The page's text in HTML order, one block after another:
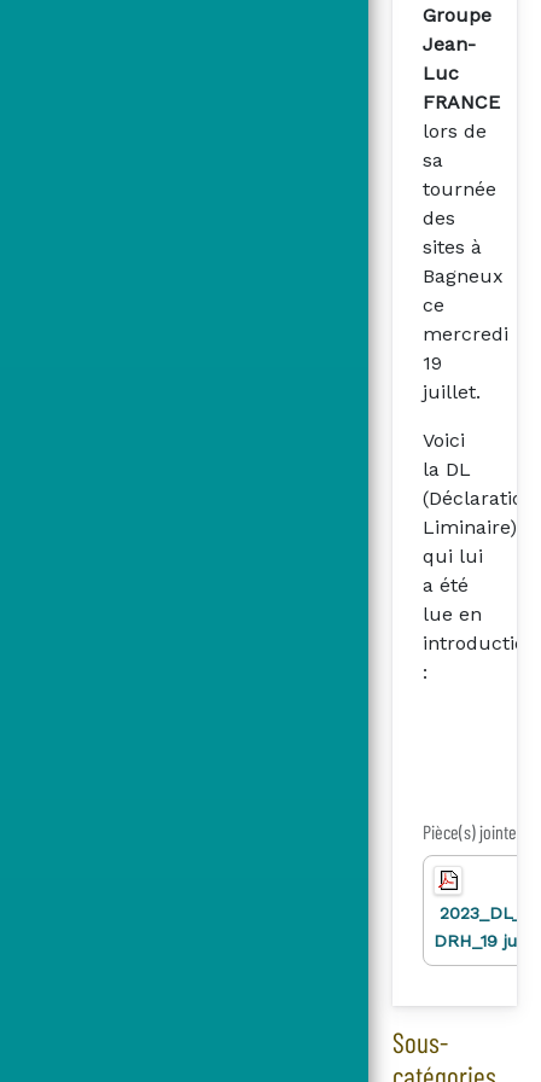
Groupe
Jean-
Luc
FRANCE
lors de
sa
tournée
des
sites à
Bagneux
ce
mercredi
19
juillet.
Voici
la DL
(Déclaration
Liminaire)
qui lui
a été
lue en
introduction
:
Pièce(s) jointe(s)
DRH_19
Sous-